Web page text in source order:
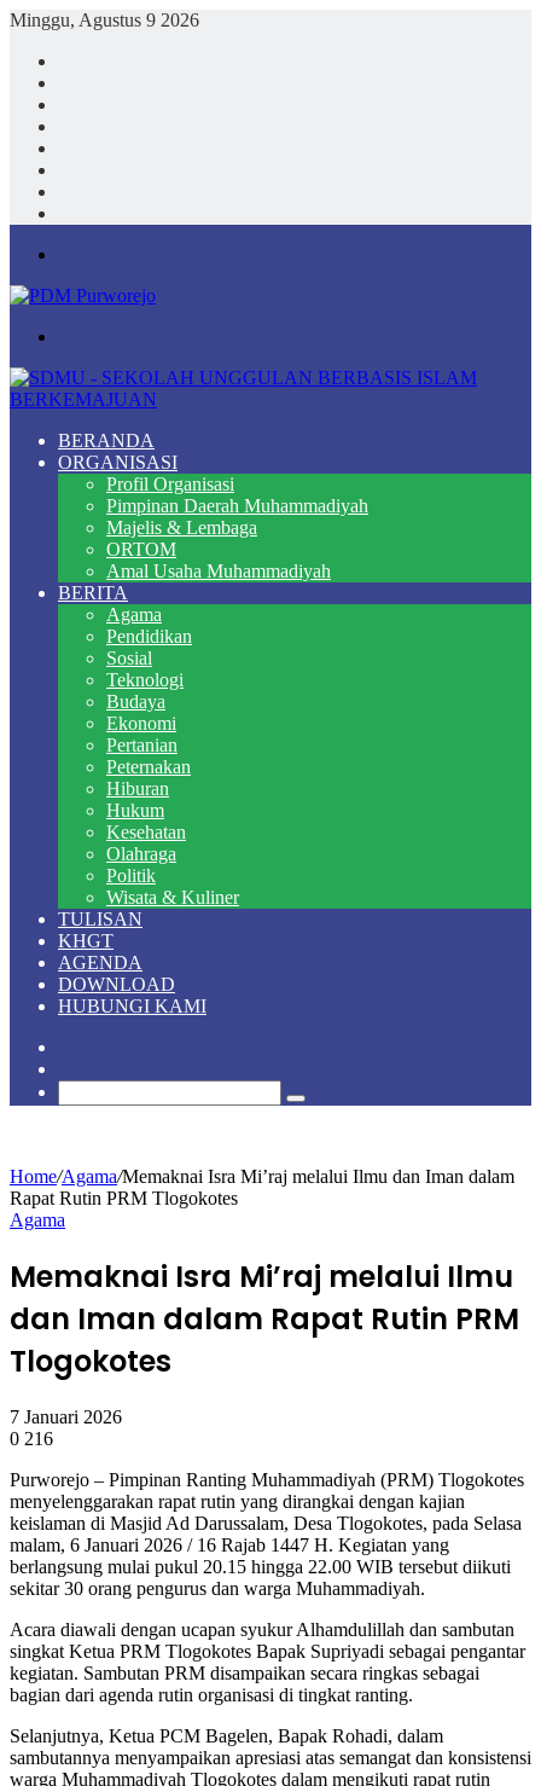
Minggu, Agustus 9 2026
BERANDA
ORGANISASI
Profil Organisasi
Pimpinan Daerah Muhammadiyah
Majelis & Lembaga
ORTOM
Amal Usaha Muhammadiyah
BERITA
Agama
Pendidikan
Sosial
Teknologi
Budaya
Ekonomi
Pertanian
Peternakan
Hiburan
Hukum
Kesehatan
Olahraga
Politik
Wisata & Kuliner
TULISAN
KHGT
AGENDA
DOWNLOAD
HUBUNGI KAMI
Search
Home/Agama/Memaknai Isra Mi’raj melalui Ilmu dan Iman dalam
Rapat Rutin PRM Tlogokotes
Agama
Memaknai Isra Mi’raj melalui Ilmu
dan Iman dalam Rapat Rutin PRM
Tlogokotes
7 Januari 2026
0 216
Purworejo – Pimpinan Ranting Muhammadiyah (PRM) Tlogokotes
menyelenggarakan rapat rutin yang dirangkai dengan kajian
keislaman di Masjid Ad Darussalam, Desa Tlogokotes, pada Selasa
malam, 6 Januari 2026 / 16 Rajab 1447 H. Kegiatan yang
berlangsung mulai pukul 20.15 hingga 22.00 WIB tersebut diikuti
sekitar 30 orang pengurus dan warga Muhammadiyah.
Acara diawali dengan ucapan syukur Alhamdulillah dan sambutan
singkat Ketua PRM Tlogokotes Bapak Supriyadi sebagai pengantar
kegiatan. Sambutan PRM disampaikan secara ringkas sebagai
bagian dari agenda rutin organisasi di tingkat ranting.
Selanjutnya, Ketua PCM Bagelen, Bapak Rohadi, dalam
sambutannya menyampaikan apresiasi atas semangat dan konsistensi
warga Muhammadiyah Tlogokotes dalam mengikuti rapat rutin